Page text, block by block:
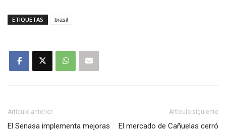
ETIQUETAS brasil
Artículo anterior
El Senasa implementa mejoras
Artículo siguiente
El mercado de Cañuelas cerró